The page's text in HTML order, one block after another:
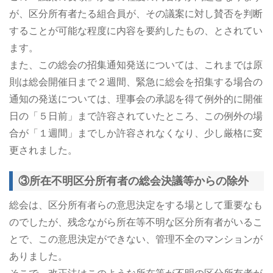
が、区分所有者たる組合員が、その議案に対し賛否を判断
することが可能な程度に内容を要約したもの、とされてい
ます。
また、この総会の招集通知発送については、これまでは原
則は総会開催日まで２週間、緊急に総会を招集する場合の
通知の発送については、理事会の承認を得て例外的に開催
日の「５日前」まで許容されていたところ、この例外の場
合が「１週間」までしか許容されなくなり、少し厳格に変
更されました。
③所在不明区分所有者の総会決議等からの除外
総会は、区分所有者らの意思決定をする場として重要なも
のでしたが、残念ながら所在等不明な区分所有者がいるこ
とで、この意思決定ができない、管理不全のマンションが
ありました。